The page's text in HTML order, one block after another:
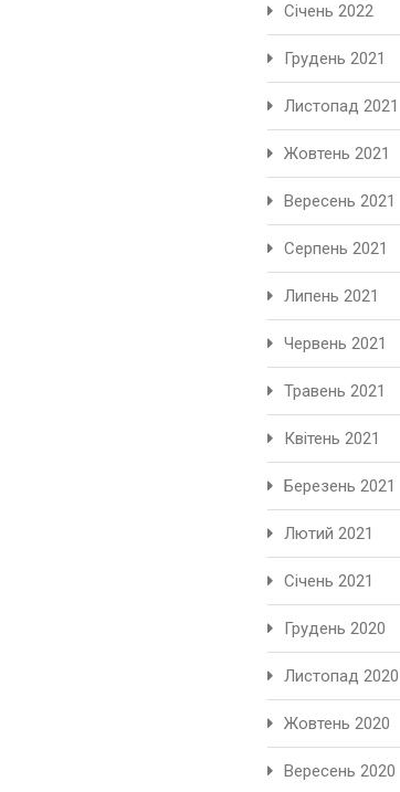
Січень 2022
Грудень 2021
Листопад 2021
Жовтень 2021
Вересень 2021
Серпень 2021
Липень 2021
Червень 2021
Травень 2021
Квітень 2021
Березень 2021
Лютий 2021
Січень 2021
Грудень 2020
Листопад 2020
Жовтень 2020
Вересень 2020